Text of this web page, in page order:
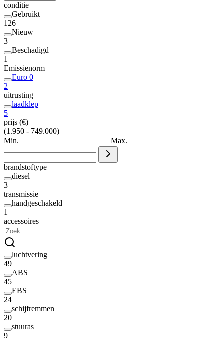
conditie
Gebruikt
126
Nieuw
3
Beschadigd
1
Emissienorm
Euro 0
2
uitrusting
laadklep
5
prijs (€)
(1.950 - 749.000)
Min.
Max.
brandstoftype
diesel
3
transmissie
handgeschakeld
1
accessoires
luchtvering
49
ABS
45
EBS
24
schijfremmen
20
stuuras
9